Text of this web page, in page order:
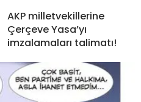
AKP milletvekillerine
Çerçeve Yasa’yı
imzalamaları talimatı!